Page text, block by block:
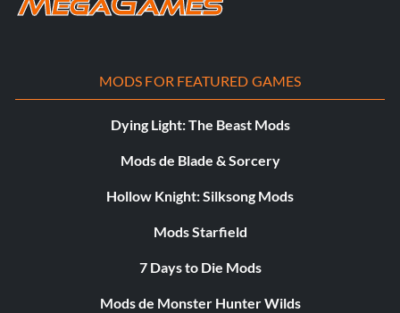
MODS FOR FEATURED GAMES
Dying Light: The Beast Mods
Mods de Blade & Sorcery
Hollow Knight: Silksong Mods
Mods Starfield
7 Days to Die Mods
Mods de Monster Hunter Wilds